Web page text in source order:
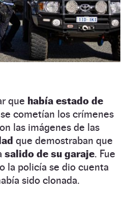
que había estado de
cometían los crímenes
las imágenes de las
que demostraban que
salido de su garaje. Fue
la policía se dio cuenta
sido clonada.